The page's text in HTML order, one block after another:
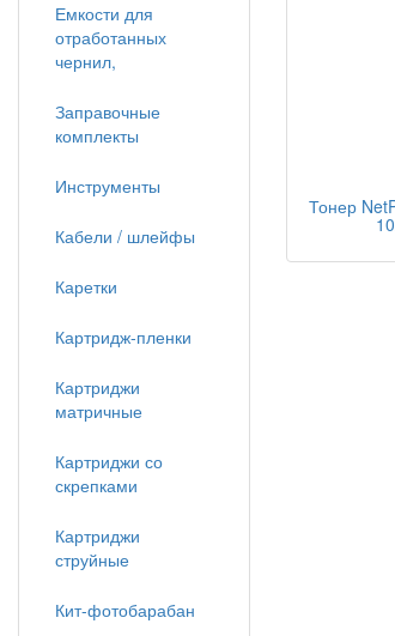
Тонер
Емкости для
отработанных
чернил,
Заправочные
комплекты
Инструменты
Кабели / шлейфы
Каретки
Картридж-пленки
Картриджи
матричные
Картриджи со
скрепками
Картриджи
струйные
Кит-фотобарабан